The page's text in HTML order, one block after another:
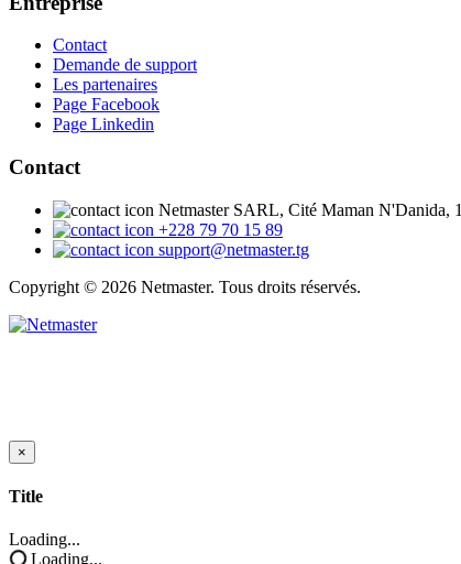
Contact
Demande de support
Les partenaires
Page Facebook
Page Linkedin
Contact
Netmaster SARL, Cité Maman N'Danida,
+228 79 70 15 89
support@netmaster.tg
Copyright © 2026 Netmaster. Tous droits réservés.
×
Close
Title
Loading...
Loading...